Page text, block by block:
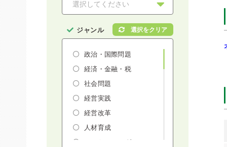
ジャンル
政治・国際問題
経済・金融・税
社会問題
経営実践
経営改革
人材育成
マーケティング